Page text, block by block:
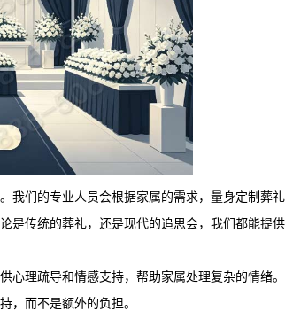
我们的专业人员会根据家属的需求，量身定制葬礼
是传统的葬礼，还是现代的追思会，我们都能提供
理疏导和情感支持，帮助家属处理复杂的情绪。
，而不是额外的负担。